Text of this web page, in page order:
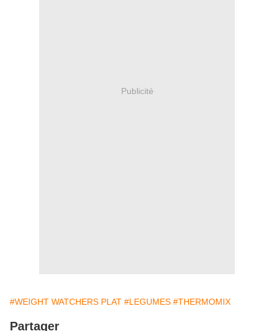
Publicité
#WEIGHT WATCHERS PLAT #LEGUMES #THERMOMIX
Partager